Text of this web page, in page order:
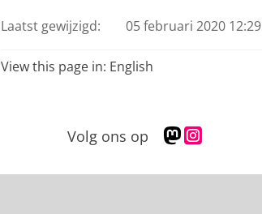
Laatst gewijzigd: 05 februari 2020 12:29
View this page in: English
Volg ons op
M
s
s